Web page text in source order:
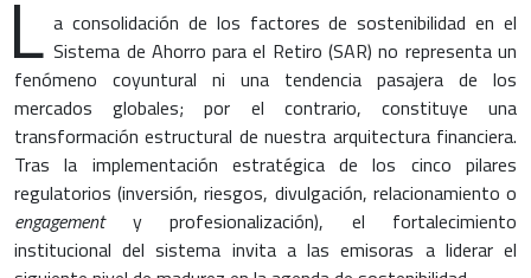
L a consolidación de los factores de sostenibilidad en el
Sistema de Ahorro para el Retiro (SAR) no representa un
fenómeno coyuntural ni una tendencia pasajera de los
mercados globales; por el contrario, constituye una
transformación estructural de nuestra arquitectura financiera.
Tras la implementación estratégica de los cinco pilares
regulatorios (inversión, riesgos, divulgación, relacionamiento o
engagementy profesionalización), el fortalecimiento
institucional del sistema invita a las emisoras a liderar el